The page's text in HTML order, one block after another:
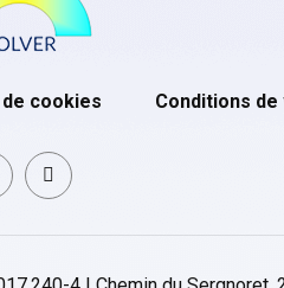
cookies Conditions de